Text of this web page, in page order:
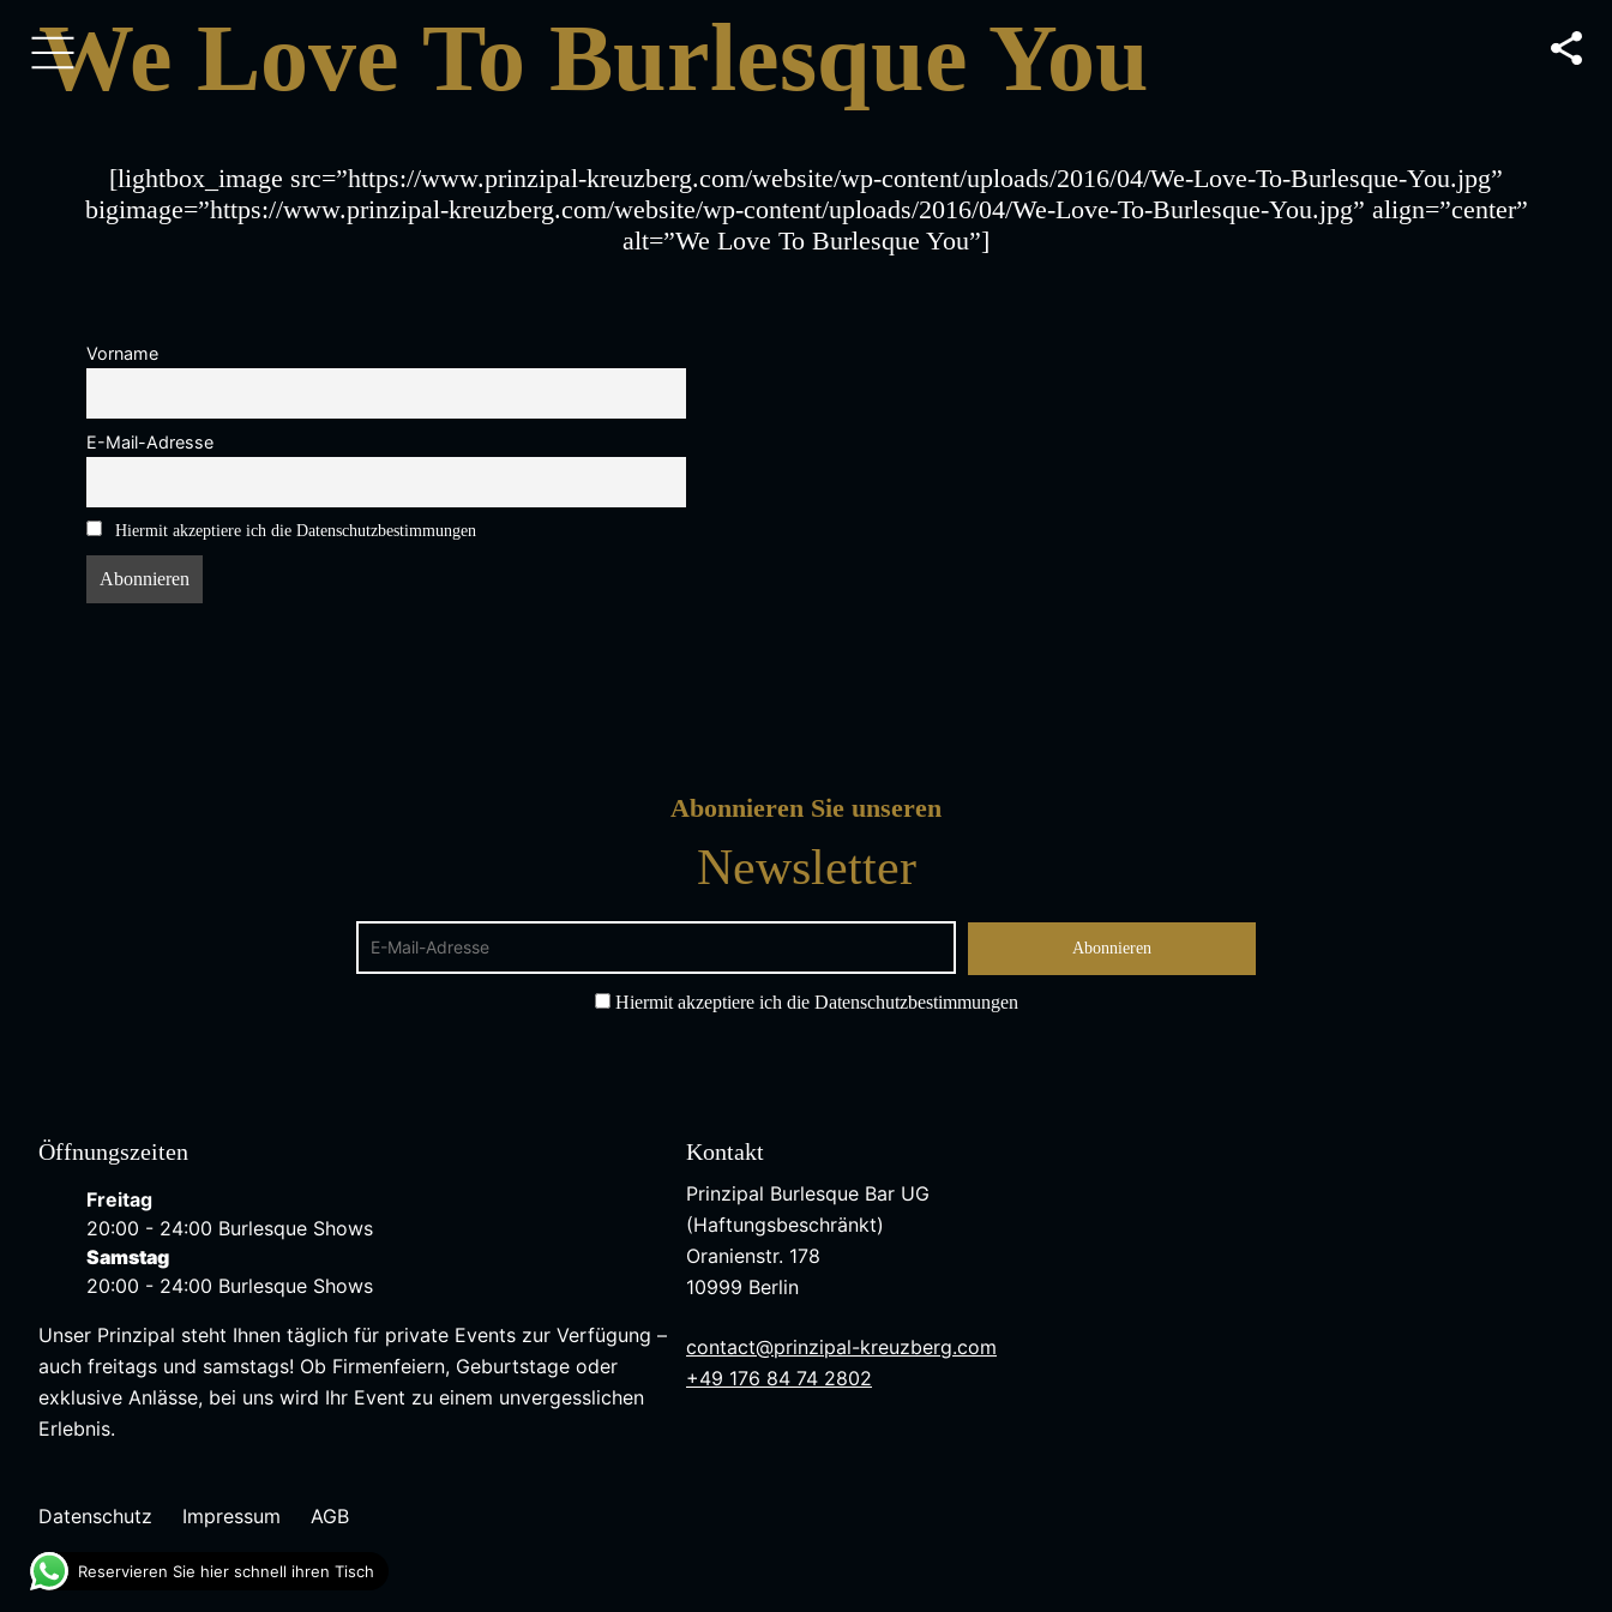
We Love To Burlesque You
[lightbox_image src=”https://www.prinzipal-kreuzberg.com/website/wp-content/uploads/2016/04/We-Love-To-Burlesque-You.jpg”
bigimage=”https://www.prinzipal-kreuzberg.com/website/wp-content/uploads/2016/04/We-Love-To-Burlesque-You.jpg” align=”center”
alt=”We Love To Burlesque You”]
Vorname
E-Mail-Adresse
Hiermit akzeptiere ich die Datenschutzbestimmungen
Abonnieren Sie unseren
Newsletter
Hiermit akzeptiere ich die Datenschutzbestimmungen
Öffnungszeiten
Freitag
20:00 - 24:00 Burlesque Shows
Samstag
20:00 - 24:00 Burlesque Shows
Unser Prinzipal steht Ihnen täglich für private Events zur Verfügung –
auch freitags und samstags! Ob Firmenfeiern, Geburtstage oder
exklusive Anlässe, bei uns wird Ihr Event zu einem unvergesslichen
Erlebnis.
Kontakt
Prinzipal Burlesque Bar UG
(Haftungsbeschränkt)
Oranienstr. 178
10999 Berlin
contact@prinzipal-kreuzberg.com
+49 176 84 74 2802
Datenschutz Impressum AGB
Reservieren Sie hier schnell ihren Tisch